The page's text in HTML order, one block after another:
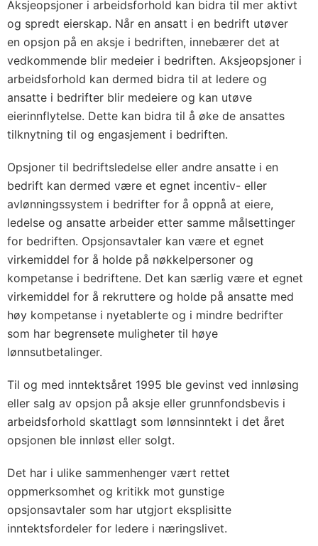
Aksjeopsjoner i arbeidsforhold kan bidra til mer aktivt
og spredt eierskap. Når en ansatt i en bedrift utøver
en opsjon på en aksje i bedriften, innebærer det at
vedkommende blir medeier i bedriften. Aksjeopsjoner i
arbeidsforhold kan dermed bidra til at ledere og
ansatte i bedrifter blir medeiere og kan utøve
eierinnflytelse. Dette kan bidra til å øke de ansattes
tilknytning til og engasjement i bedriften.
Opsjoner til bedriftsledelse eller andre ansatte i en
bedrift kan dermed være et egnet incentiv- eller
avlønningssystem i bedrifter for å oppnå at eiere,
ledelse og ansatte arbeider etter samme målsettinger
for bedriften. Opsjonsavtaler kan være et egnet
virkemiddel for å holde på nøkkelpersoner og
kompetanse i bedriftene. Det kan særlig være et egnet
virkemiddel for å rekruttere og holde på ansatte med
høy kompetanse i nyetablerte og i mindre bedrifter
som har begrensete muligheter til høye
lønnsutbetalinger.
Til og med inntektsåret 1995 ble gevinst ved innløsing
eller salg av opsjon på aksje eller grunnfondsbevis i
arbeidsforhold skattlagt som lønnsinntekt i det året
opsjonen ble innløst eller solgt.
Det har i ulike sammenhenger vært rettet
oppmerksomhet og kritikk mot gunstige
opsjonsavtaler som har utgjort eksplisitte
inntektsfordeler for ledere i næringslivet.